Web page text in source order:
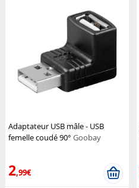
Adaptateur USB mâle - USB
femelle coudé 90° Goobay
2,99€